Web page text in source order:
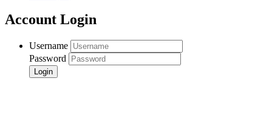
Account Login
Username
Password